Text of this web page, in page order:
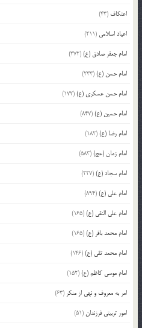
اعتکاف (43)
اعیاد اسلامی (211)
امام جعفر صادق (ع)(372)
امام حسن (ع)(233)
امام حسن عسکری (ع)(172)
امام حسین (ع)(847)
امام رضا (ع)(182)
امام زمان (عج)(583)
امام سجاد (ع)(227)
امام علی (ع)(894)
امام علی النقی (ع)(165)
امام محمد باقر (ع)(165)
امام محمد تقی (ع)(146)
امام موسی کاظم (ع)(152)
امر به معروف و نهی از منکر (63)
امور تربیتی فرزندان(51)